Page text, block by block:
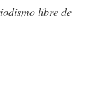
libre de